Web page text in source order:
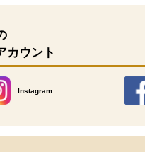
カウント
Instagram
別のウィンドウで開きます。